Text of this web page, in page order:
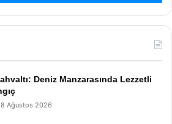
Deniz Manzarasında Lezzetli
8 Ağustos 2026